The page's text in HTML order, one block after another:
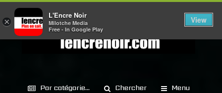
Par catégorie... Chercher Menu
×
L'Encre Noir
Milotche Media
Free - In Google Play
View